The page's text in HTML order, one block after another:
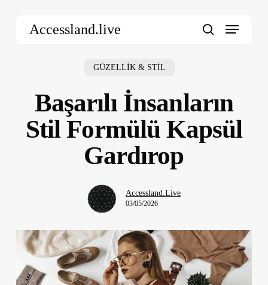
Accessland.live Menu
GÜZELLİK & STİL
Başarılı İnsanların
Stil Formülü Kapsül
Gardırop
Accessland.Live
03/05/2026